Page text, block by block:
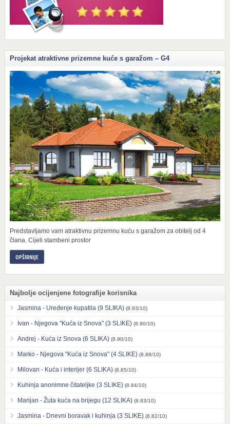
Projekat atraktivne prizemne kuće s garažom – G4
Predstavljamo vam atraktivnu prizemnu kuću s garažom za obitelj od 4
člana. Cijeli stambeni prostor
OPŠIRNIJE
Najbolje ocijenjene fotografije korisnika
Jasmina - Uređenje kupatila (9 SLIKA) (8.93/10)
Ivan - Njegova "Kuća iz Snova" (3 SLIKE) (8.90/10)
Andrej - Kuća iz Snova (6 SLIKA) (8.90/10)
Marko - Njegova "Kuća iz Snova" (4 SLIKE) (8.88/10)
Milovan - Kuća i interijer (6 SLIKA) (8.85/10)
Kuhinja anonimne čitateljke (3 SLIKE) (8.84/10)
Marijan - Žuta kuća na brijegu (12 SLIKA) (8.83/10)
Jasmina - Dnevni boravak i kuhinja (3 SLIKE) (8.82/10)